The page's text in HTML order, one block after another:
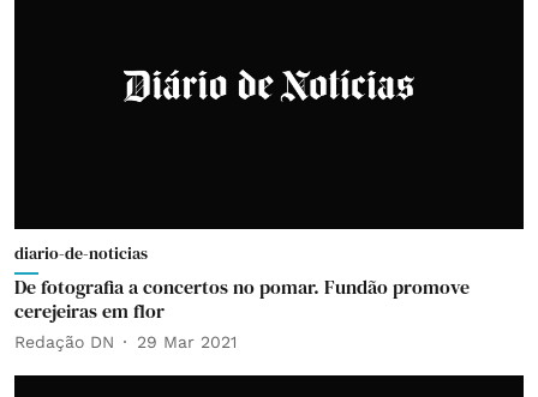
diario-de-noticias
De fotografia a concertos no pomar. Fundão promove
cerejeiras em flor
Redação DN 29 Mar 2021